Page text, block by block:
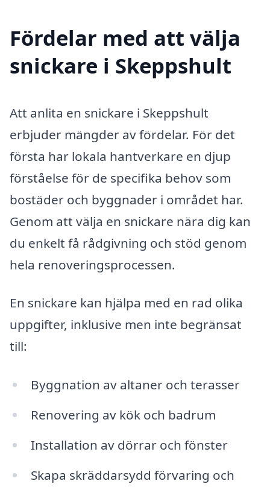
Fördelar med att välja
snickare i Skeppshult
Att anlita en snickare i Skeppshult
erbjuder mängder av fördelar. För det
första har lokala hantverkare en djup
förståelse för de specifika behov som
bostäder och byggnader i området har.
Genom att välja en snickare nära dig kan
du enkelt få rådgivning och stöd genom
hela renoveringsprocessen.
En snickare kan hjälpa med en rad olika
uppgifter, inklusive men inte begränsat
till:
Byggnation av altaner och terasser
Renovering av kök och badrum
Installation av dörrar och fönster
Skapa skräddarsydd förvaring och